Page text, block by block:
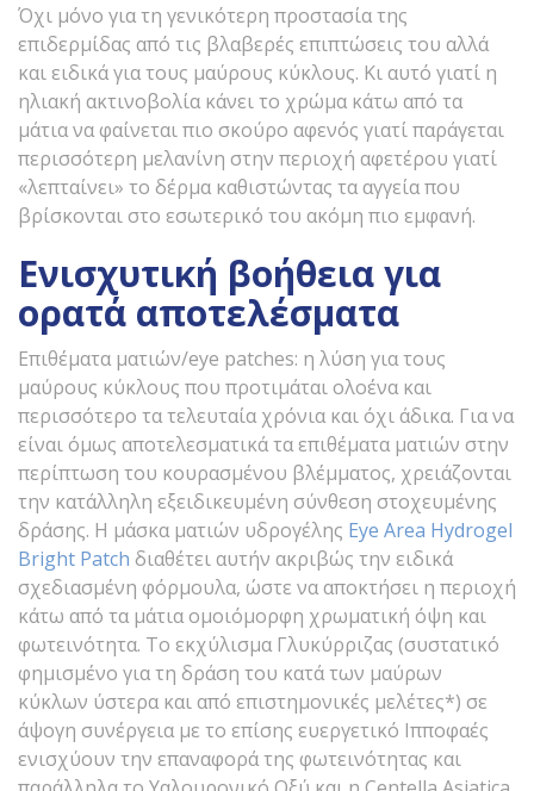
Όχι μόνο για τη γενικότερη προστασία της
επιδερμίδας από τις βλαβερές επιπτώσεις του αλλά
και ειδικά για τους μαύρους κύκλους. Κι αυτό γιατί η
ηλιακή ακτινοβολία κάνει το χρώμα κάτω από τα
μάτια να φαίνεται πιο σκούρο αφενός γιατί παράγεται
περισσότερη μελανίνη στην περιοχή αφετέρου γιατί
«λεπταίνει» το δέρμα καθιστώντας τα αγγεία που
βρίσκονται στο εσωτερικό του ακόμη πιο εμφανή.
Ενισχυτική βοήθεια για
ορατά αποτελέσματα
Επιθέματα ματιών/eye patches: η λύση για τους
μαύρους κύκλους που προτιμάται ολοένα και
περισσότερο τα τελευταία χρόνια και όχι άδικα. Για να
είναι όμως αποτελεσματικά τα επιθέματα ματιών στην
περίπτωση του κουρασμένου βλέμματος, χρειάζονται
την κατάλληλη εξειδικευμένη σύνθεση στοχευμένης
δράσης. Η μάσκα ματιών υδρογέλης Eye Area Hydrogel
Bright Patch διαθέτει αυτήν ακριβώς την ειδικά
σχεδιασμένη φόρμουλα, ώστε να αποκτήσει η περιοχή
κάτω από τα μάτια ομοιόμορφη χρωματική όψη και
φωτεινότητα. Το εκχύλισμα Γλυκύρριζας (συστατικό
φημισμένο για τη δράση του κατά των μαύρων
κύκλων ύστερα και από επιστημονικές μελέτες*) σε
άψογη συνέργεια με το επίσης ευεργετικό Ιπποφαές
ενισχύουν την επαναφορά της φωτεινότητας και